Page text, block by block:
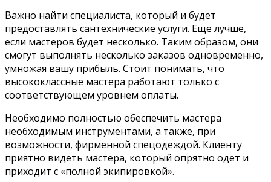
Важно найти специалиста, который и будет
предоставлять сантехнические услуги. Еще лучше,
если мастеров будет несколько. Таким образом, они
смогут выполнять несколько заказов одновременно,
умножая вашу прибыль. Стоит понимать, что
высококлассные мастера работают только с
соответствующем уровнем оплаты.
Необходимо полностью обеспечить мастера
необходимым инструментами, а также, при
возможности, фирменной спецодеждой. Клиенту
приятно видеть мастера, который опрятно одет и
приходит с «полной экипировкой».